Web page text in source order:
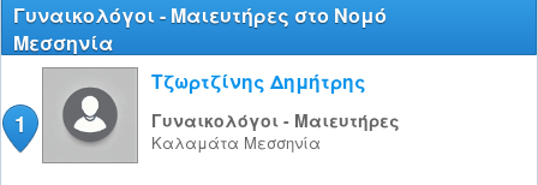
Γυναικολόγοι - Μαιευτήρες στο Νομό
Μεσσηνία
1
Τζωρτζίνης Δημήτρης
Γυναικολόγοι - Μαιευτήρες
Καλαμάτα Μεσσηνία